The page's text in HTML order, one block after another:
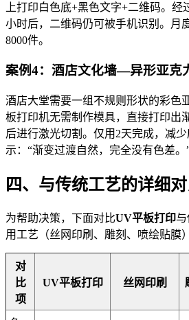
上打印白色底+黑色文字+二维码。经
小时后，二维码仍可被手机识别。月
8000件。
案例4：酒店文化墙—异形亚克
酒店大堂需要一组不规则形状的彩色
板打印机无需制作模具，直接打印出
后进行激光切割。仅用2天完成，减
示：“渐变过渡自然，完全没有色差。
四、与传统工艺的详细
为帮助决策，下面对比UV平板打印
用工艺（丝网印刷、雕刻、喷绘贴膜）
对
比
项
UV平板打印 丝网印刷